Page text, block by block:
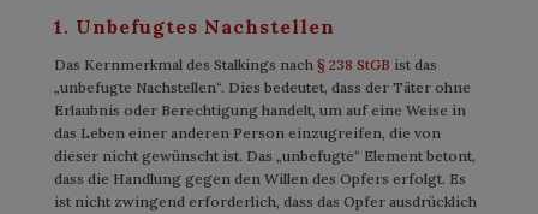
1. Unbefugtes Nachstellen
Das Kernmerkmal des Stalkings nach § 238 StGB ist das
„unbefugte Nachstellen“. Dies bedeutet, dass der Täter ohne
Erlaubnis oder Berechtigung handelt, um auf eine Weise in
das Leben einer anderen Person einzugreifen, die von
dieser nicht gewünscht ist. Das „unbefugte“ Element betont,
dass die Handlung gegen den Willen des Opfers erfolgt. Es
ist nicht zwingend erforderlich, dass das Opfer ausdrücklich